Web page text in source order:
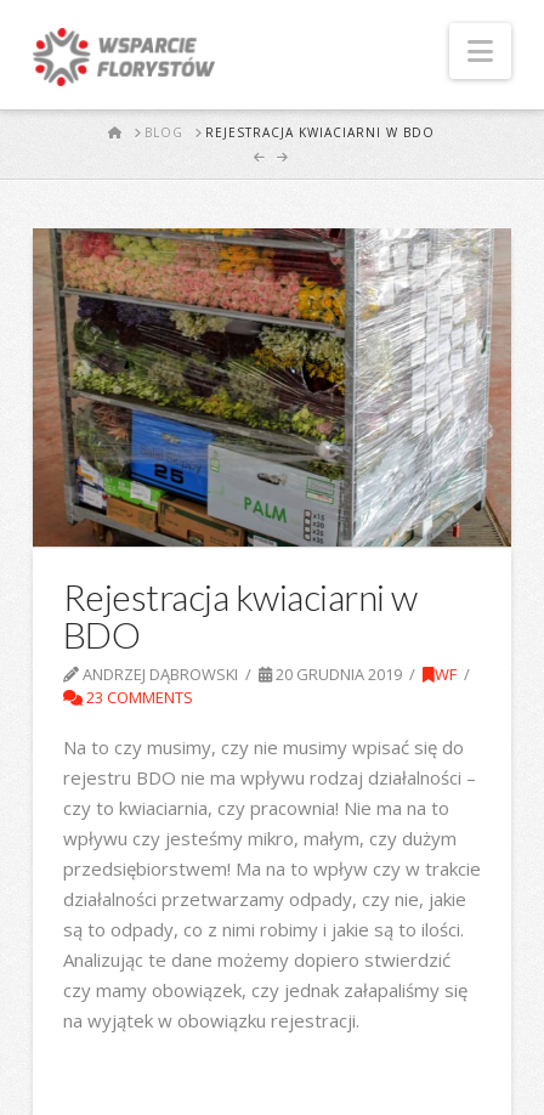
STARTBLOG REJESTRACJA KWIACIARNI W BDO
Rejestracja kwiaciarni w
BDO
ANDRZEJ DĄBROWSKI 20 GRUDNIA 2019
WF
23 COMMENTS
Na to czy musimy, czy nie musimy wpisać się do
rejestru BDO nie ma wpływu rodzaj działalności –
czy to kwiaciarnia, czy pracownia! Nie ma na to
wpływu czy jesteśmy mikro, małym, czy dużym
przedsiębiorstwem! Ma na to wpływ czy w trakcie
działalności przetwarzamy odpady, czy nie, jakie
są to odpady, co z nimi robimy i jakie są to ilości.
Analizując te dane możemy dopiero stwierdzić
czy mamy obowiązek, czy jednak załapaliśmy się
na wyjątek w obowiązku rejestracji.